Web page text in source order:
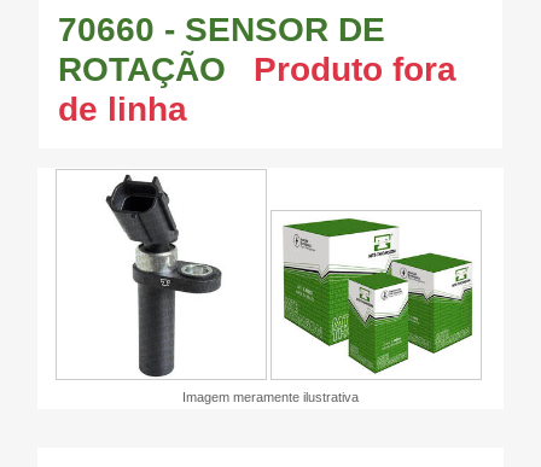
70660 - SENSOR DE
ROTAÇÃO
Produto fora
de linha
Imagem meramente ilustrativa